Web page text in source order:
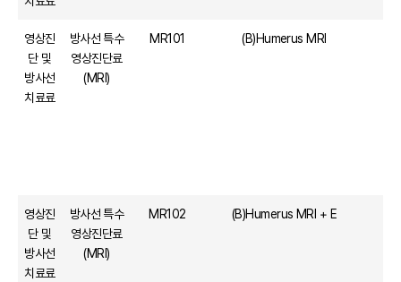
영상진
단 및
방사선
치료료
방사선 특수
영상진단료
(MRI)
MR101 (B)Humerus MRI
영상진
단 및
방사선
치료료
방사선 특수
영상진단료
(MRI)
MR102 (B)Humerus MRI + E